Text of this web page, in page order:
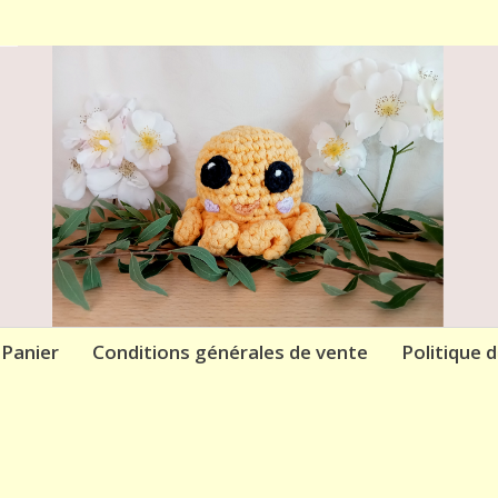
Panier Conditions générales de vente Politique